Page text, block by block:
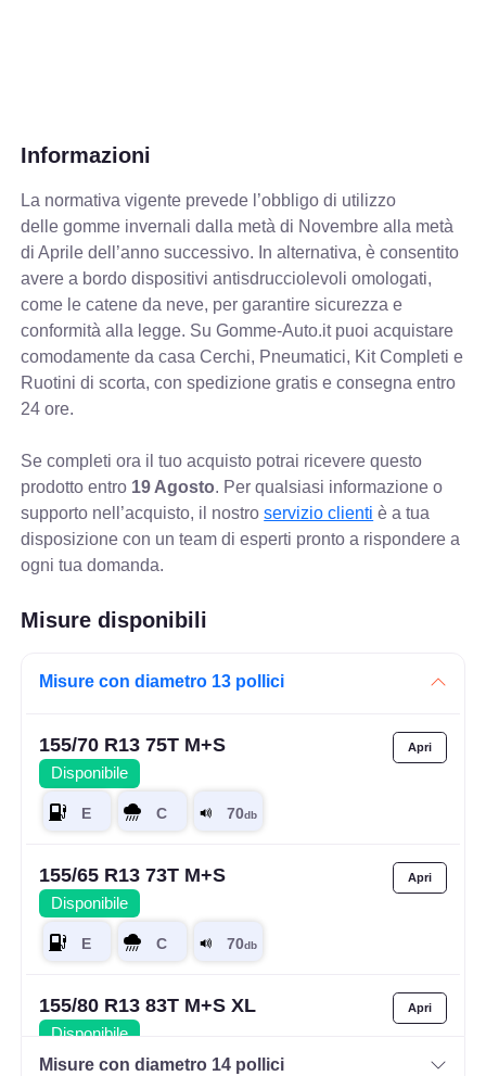
Informazioni
La normativa vigente prevede l’obbligo di utilizzo
delle gomme invernali dalla metà di Novembre alla metà
di Aprile dell’anno successivo. In alternativa, è consentito
avere a bordo dispositivi antisdrucciolevoli omologati,
come le catene da neve, per garantire sicurezza e
conformità alla legge. Su Gomme-Auto.it puoi acquistare
comodamente da casa Cerchi, Pneumatici, Kit Completi e
Ruotini di scorta, con spedizione gratis e consegna entro
24 ore.
Se completi ora il tuo acquisto potrai ricevere questo
prodotto entro 19 Agosto. Per qualsiasi informazione o
supporto nell’acquisto, il nostroservizio clienti è a tua
disposizione con un team di esperti pronto a rispondere a
ogni tua domanda.
Misure disponibili
Misure con diametro 13 pollici
155/70 R13 75T M+S
Disponibile
155/65 R13 73T M+S
Disponibile
155/80 R13 83T M+S XL
Disponibile
Misure con diametro 14 pollici